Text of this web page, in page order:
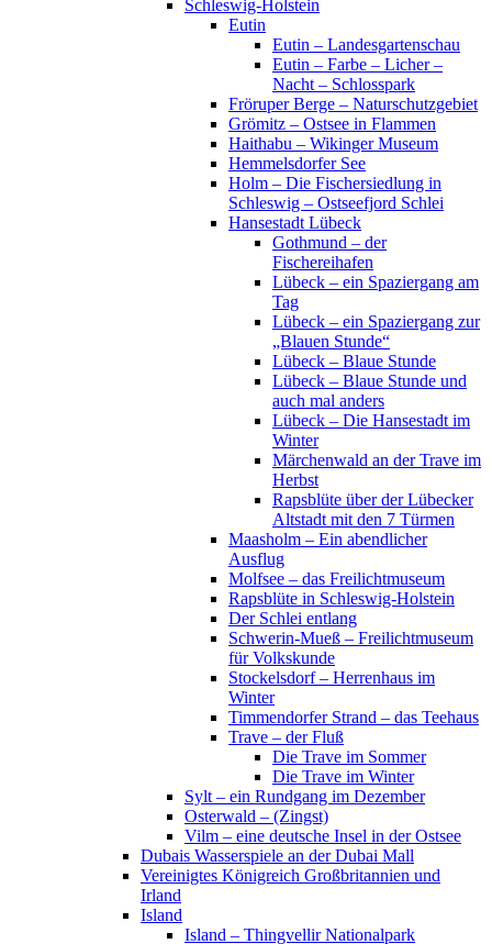
Schleswig-Holstein
Eutin
Eutin – Landesgartenschau
Eutin – Farbe – Licher –
Nacht – Schlosspark
Fröruper Berge – Naturschutzgebiet
Grömitz – Ostsee in Flammen
Haithabu – Wikinger Museum
Hemmelsdorfer See
Holm – Die Fischersiedlung in
Schleswig – Ostseefjord Schlei
Hansestadt Lübeck
Gothmund – der
Fischereihafen
Lübeck – ein Spaziergang am
Tag
Lübeck – ein Spaziergang zur
„Blauen Stunde“
Lübeck – Blaue Stunde
Lübeck – Blaue Stunde und
auch mal anders
Lübeck – Die Hansestadt im
Winter
Märchenwald an der Trave im
Herbst
Rapsblüte über der Lübecker
Altstadt mit den 7 Türmen
Maasholm – Ein abendlicher
Ausflug
Molfsee – das Freilichtmuseum
Rapsblüte in Schleswig-Holstein
Der Schlei entlang
Schwerin-Mueß – Freilichtmuseum
für Volkskunde
Stockelsdorf – Herrenhaus im
Winter
Timmendorfer Strand – das Teehaus
Trave – der Fluß
Die Trave im Sommer
Die Trave im Winter
Sylt – ein Rundgang im Dezember
Osterwald – (Zingst)
Vilm – eine deutsche Insel in der Ostsee
Dubais Wasserspiele an der Dubai Mall
Vereinigtes Königreich Großbritannien und
Irland
Island
Island – Thingvellir Nationalpark